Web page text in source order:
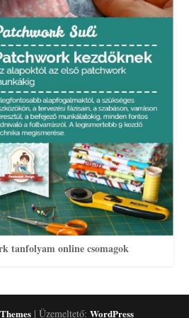
tanfolyam online csomagok
| Üzemeltető: WordPress